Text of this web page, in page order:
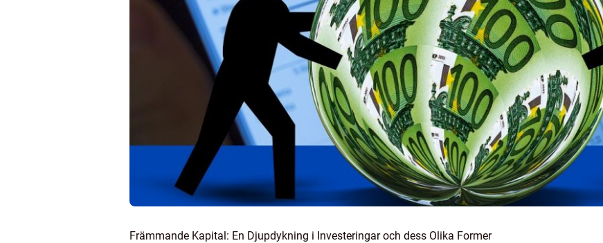
Främmande Kapital: En Djupdykning i Investeringar och dess Olika Former